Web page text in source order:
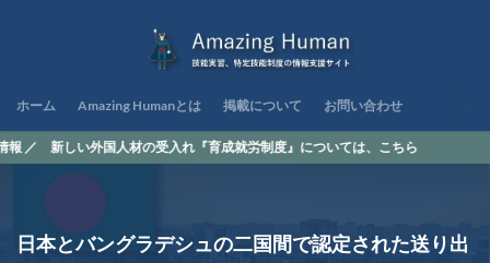
ホーム Amazing Humanとは 掲載について お問い合わせ
外国人材の受入れ『育成就労制度』については、こちら
日本とバングラデシュの二国間で認定された送り出